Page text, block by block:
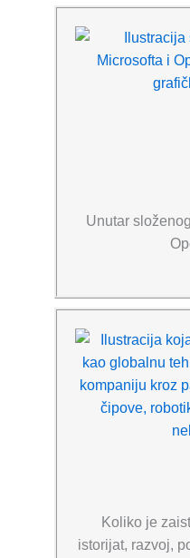
Unutar
Koliko je
istorijat, razvoj,